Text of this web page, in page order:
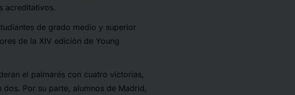
acreditativos.
de grado medio y superior
de la XIV edición de Young
el palmarés con cuatro victorias,
Por su parte, alumnos de Madrid,